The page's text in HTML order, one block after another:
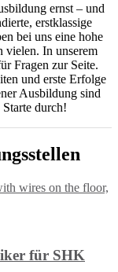
ernst – und
erstklassige
bei uns eine hohe
vielen. In unserem
Fragen zur Seite.
und erste Erfolge
Ausbildung sind
durch!
für SHK